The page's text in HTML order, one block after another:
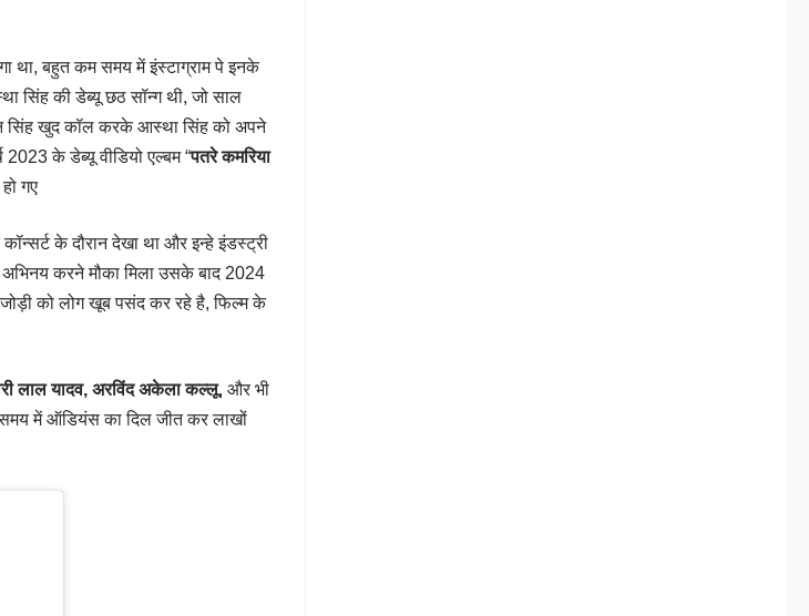
था, बहुत कम समय में इंस्टाग्राम पे इनके
सिंह की डेब्यू छठ सॉन्ग थी, जो साल
सिंह खुद कॉल करके आस्था सिंह को अपने
के डेब्यू वीडियो एल्बम “पतरे कमरिया
गए
के दौरान देखा था और इन्हे इंडस्ट्री
करने मौका मिला उसके बाद 2024
को लोग खूब पसंद कर रहे है, फिल्म के
लाल यादव, अरविंद अकेला कल्लू, और भी
में ऑडियंस का दिल जीत कर लाखों